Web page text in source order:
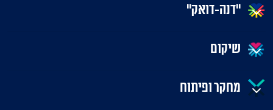
"דנה-דואק"
שיקום
מחקר ופיתוח